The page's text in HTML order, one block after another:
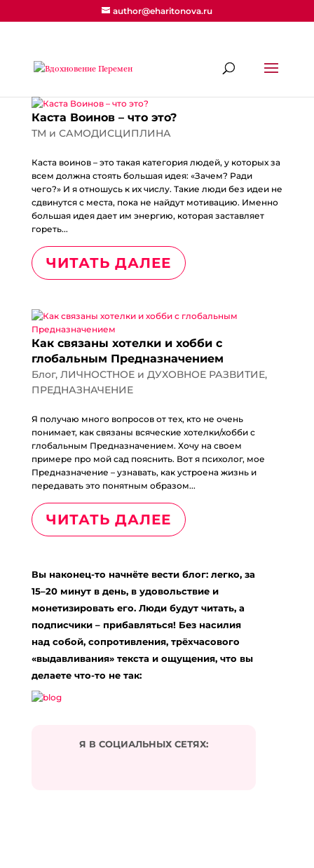
author@eharitonova.ru
Каста Воинов – что это?
ТМ и САМОДИСЦИПЛИНА
Каста воинов – это такая категория людей, у которых за
всем должна стоять большая идея: «Зачем? Ради
чего?» И я отношусь к их числу. Такие люди без идеи не
сдвинутся с места, пока не найдут мотивацию. Именно
большая идея дает им энергию, которая заставляет
гореть...
ЧИТАТЬ ДАЛЕЕ
Как связаны хотелки и хобби с
глобальным Предназначением
Блог, ЛИЧНОСТНОЕ и ДУХОВНОЕ РАЗВИТИЕ,
ПРЕДНАЗНАЧЕНИЕ
Я получаю много вопросов от тех, кто не очень
понимает, как связаны всяческие хотелки/хобби с
глобальным Предназначением. Хочу на своем
примере про мой сад пояснить. Вот я психолог, мое
Предназначение – узнавать, как устроена жизнь и
передавать это понятным образом...
ЧИТАТЬ ДАЛЕЕ
Вы наконец-то начнёте вести блог: легко, за
15–20 минут в день, в удовольствие и
монетизировать его. Люди будут читать, а
подписчики – прибавляться! Без насилия
над собой, сопротивления, трёхчасового
«выдавливания» текста и ощущения, что вы
делаете что-то не так:
Я В СОЦИАЛЬНЫХ СЕТЯХ: